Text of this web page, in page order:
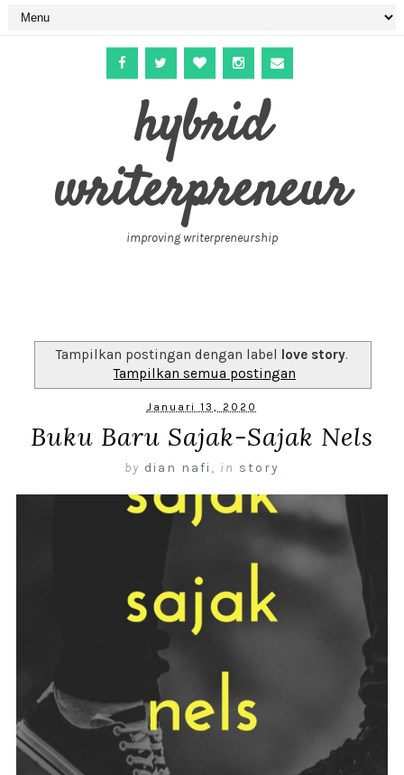
hybrid
writerpreneur
improving writerpreneurship
Tampilkan postingan dengan label love story.
Tampilkan semua postingan
Januari 13, 2020
Buku Baru Sajak-Sajak Nels
by dian nafi , in story